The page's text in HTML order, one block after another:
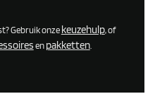
Gebruik onzekeuzehulp, of
enpakketten.